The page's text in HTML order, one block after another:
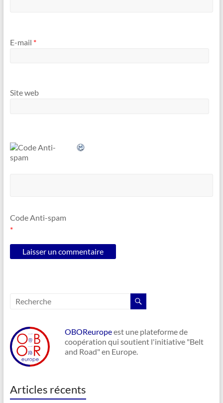
E-mail *
Site web
Code Anti-spam
*
OBOReuropeest une plateforme de
coopération qui soutient l'initiative "Belt
and Road" en Europe.
Articles récents